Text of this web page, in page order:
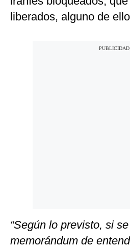
liberados, alguno de
“Según lo previsto, si
memorándum de